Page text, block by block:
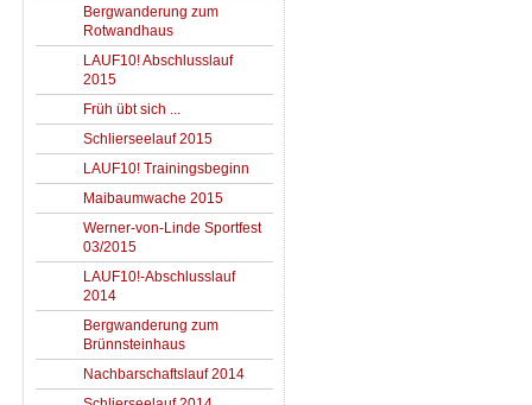
Bergwanderung zum
Rotwandhaus
LAUF10! Abschlusslauf
2015
Früh übt sich ...
Schlierseelauf 2015
LAUF10! Trainingsbeginn
Maibaumwache 2015
Werner-von-Linde Sportfest
03/2015
LAUF10!-Abschlusslauf
2014
Bergwanderung zum
Brünnsteinhaus
Nachbarschaftslauf 2014